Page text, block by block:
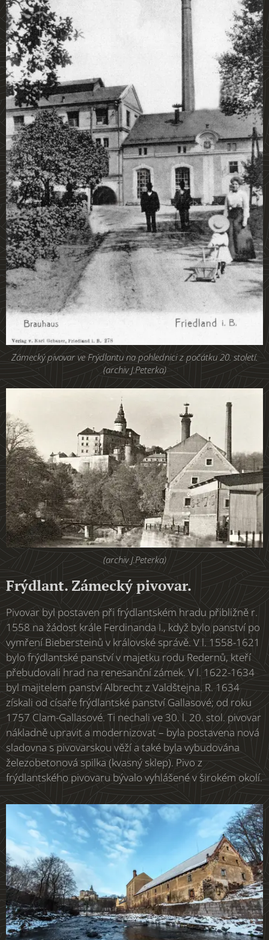
Zámecký pivovar ve Frýdlantu na pohlednici z počátku 20. století.
(archiv J.Peterka)
(archiv J.Peterka)
Frýdlant. Zámecký pivovar.
Pivovar byl postaven při frýdlantském hradu přibližně r.
1558 na žádost krále Ferdinanda I., když bylo panství po
vymření Biebersteinů v královské správě. V l. 1558-1621
bylo frýdlantské panství v majetku rodu Redernů, kteří
přebudovali hrad na renesanční zámek. V l. 1622-1634
byl majitelem panství Albrecht z Valdštejna. R. 1634
získali od císaře frýdlantské panství Gallasové; od roku
1757 Clam-Gallasové. Ti nechali ve 30. l. 20. stol. pivovar
nákladně upravit a modernizovat – byla postavena nová
sladovna s pivovarskou věží a také byla vybudována
železobetonová spilka (kvasný sklep). Pivo z
frýdlantského pivovaru bývalo vyhlášené v širokém okolí.